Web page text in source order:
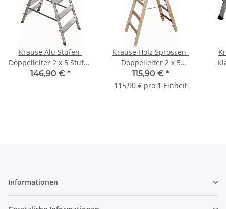
Krause Alu Stufen-
Doppelleiter 2 x 5 Stufen
120342
146,90 € *
Krause Holz Sprossen-
Doppelleiter 2 x 5
Sprossen 170071
115,90 € *
115,90 € pro 1 Einheit
Informationen